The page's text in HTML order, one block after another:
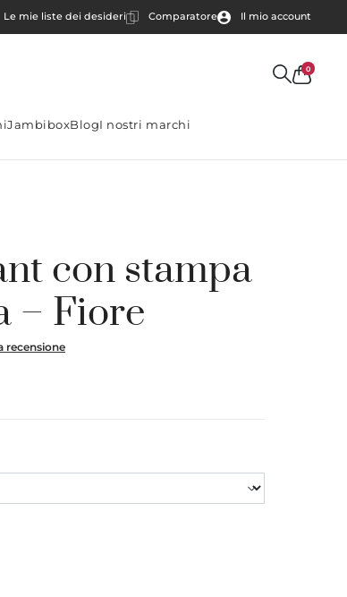
Le mie liste dei desideri Comparatore Il mio account
JambiboxBlogI nostri marchi
0
con stampa
– Fiore
recensione